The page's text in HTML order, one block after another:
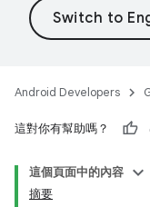
Android Developers
這對你有幫助嗎？
這個頁面中的內容
摘要